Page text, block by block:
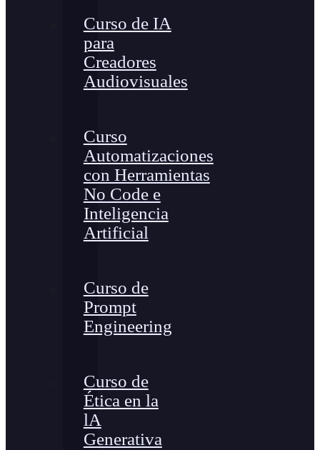
Curso de IA
para
Creadores
Audiovisuales
Curso
Automatizaciones
con Herramientas
No Code e
Inteligencia
Artificial
Curso de
Prompt
Engineering
Curso de
Ética en la
lA
Generativa